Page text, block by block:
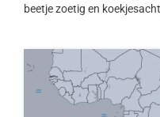
beetje zoetig en